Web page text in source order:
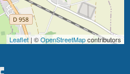
Leaflet| ©OpenStreetMapcontributors